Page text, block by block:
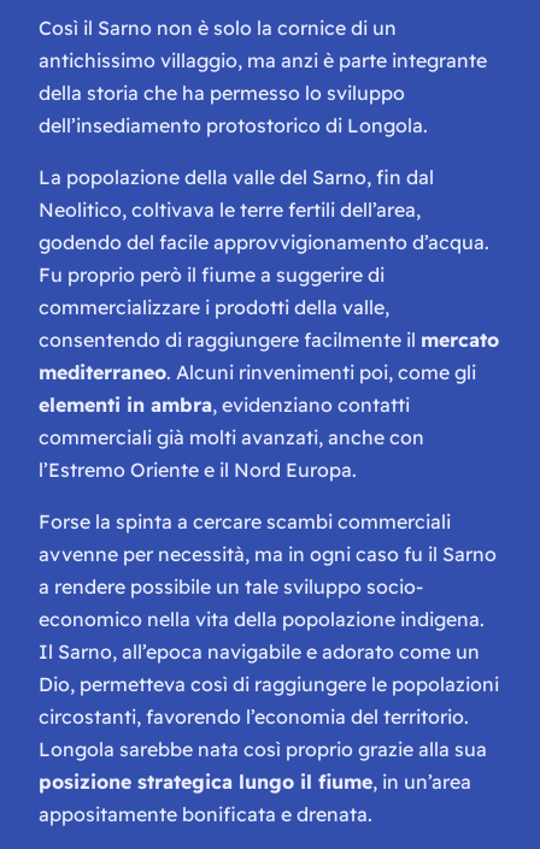
Così il Sarno non è solo la cornice di un
antichissimo villaggio, ma anzi è parte integrante
della storia che ha permesso lo sviluppo
dell’insediamento protostorico di Longola.
La popolazione della valle del Sarno, fin dal
Neolitico, coltivava le terre fertili dell’area,
godendo del facile approvvigionamento d’acqua.
Fu proprio però il fiume a suggerire di
commercializzare i prodotti della valle,
consentendo di raggiungere facilmente il mercato
mediterraneo. Alcuni rinvenimenti poi, come gli
elementi in ambra, evidenziano contatti
commerciali già molti avanzati, anche con
l’Estremo Oriente e il Nord Europa.
Forse la spinta a cercare scambi commerciali
avvenne per necessità, ma in ogni caso fu il Sarno
a rendere possibile un tale sviluppo socio-
economico nella vita della popolazione indigena.
Il Sarno, all’epoca navigabile e adorato come un
Dio, permetteva così di raggiungere le popolazioni
circostanti, favorendo l’economia del territorio.
Longola sarebbe nata così proprio grazie alla sua
posizione strategica lungo il fiume, in un’area
appositamente bonificata e drenata.